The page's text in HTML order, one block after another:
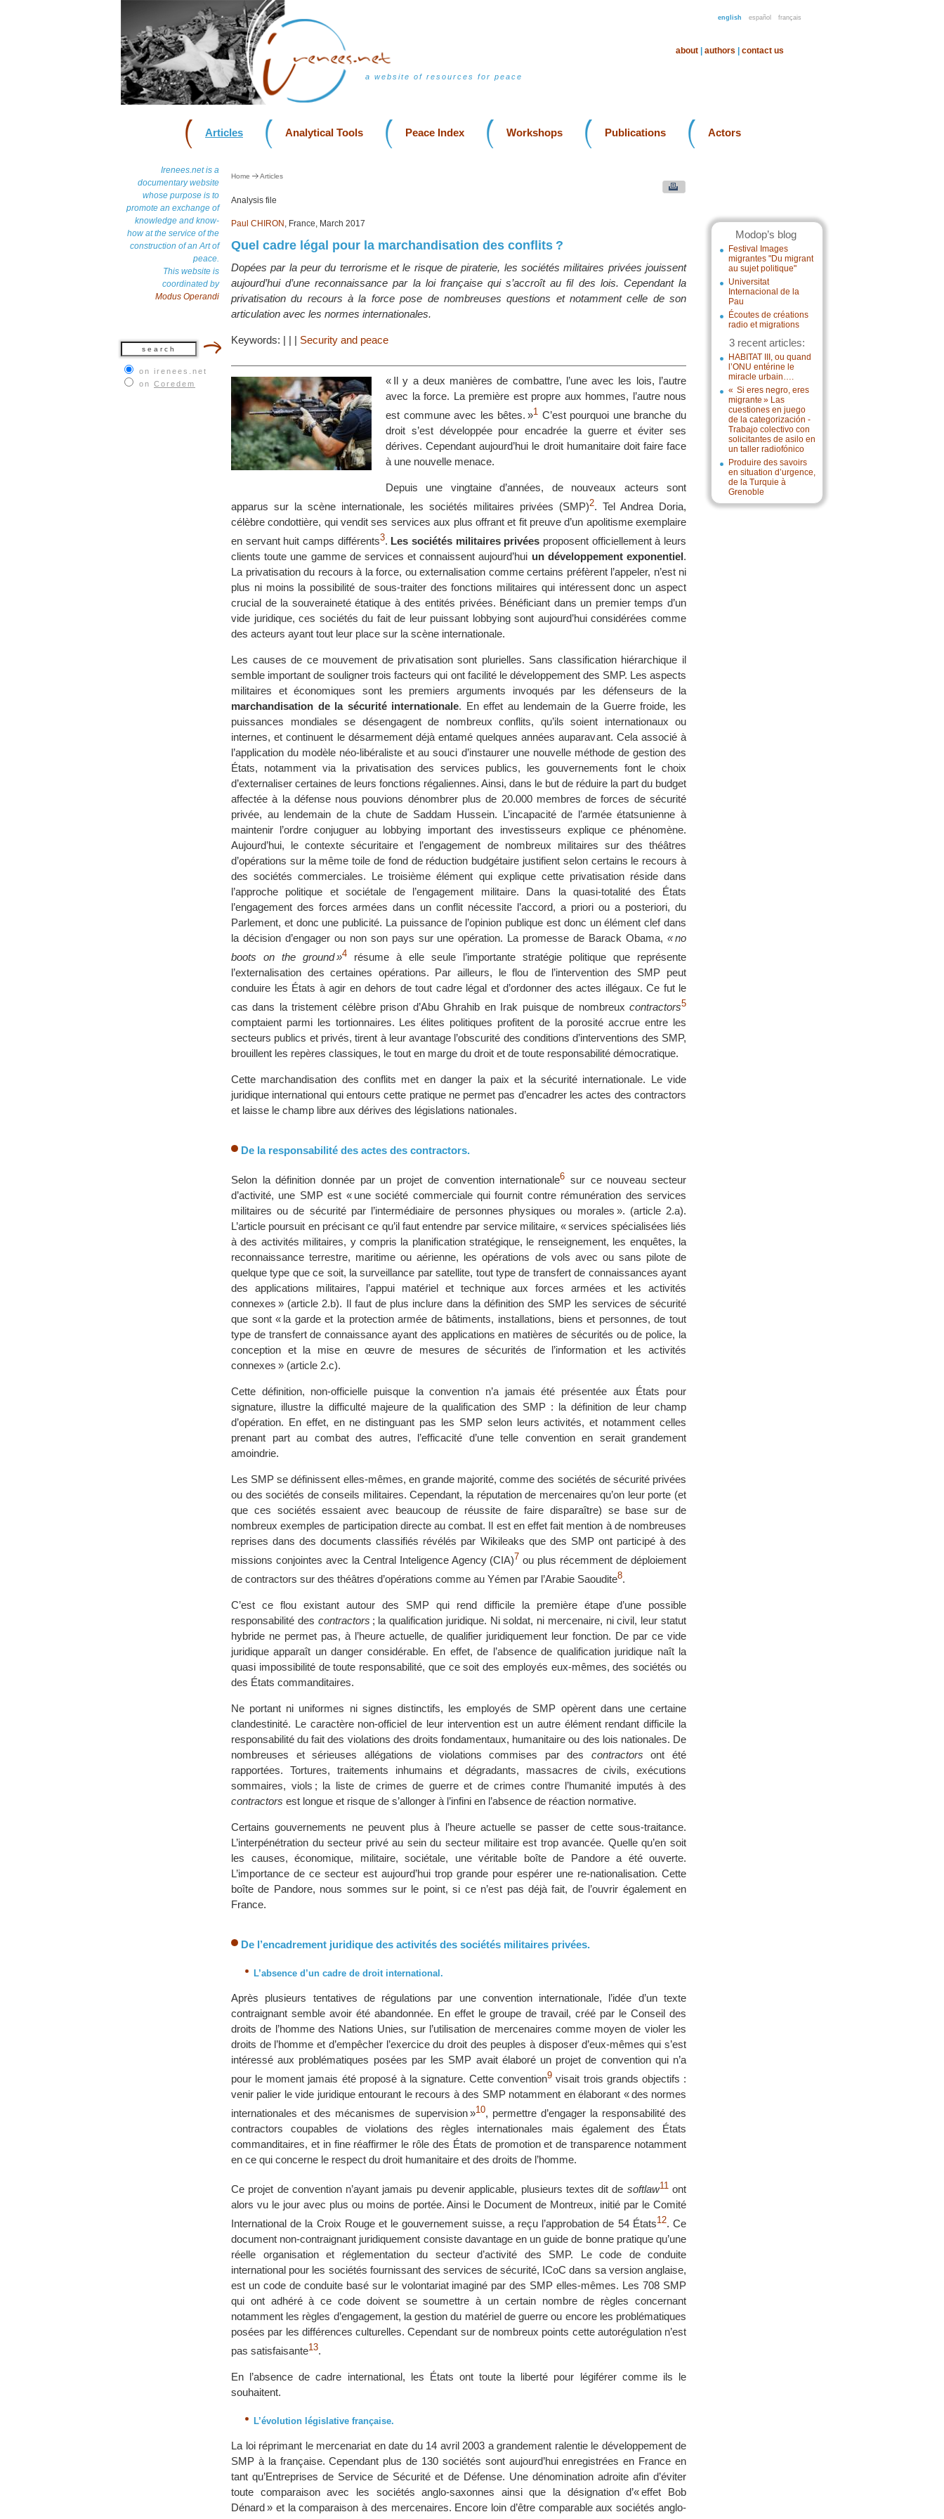
english español français
a website of resources for peace
about authors contact us
Articles Analytical Tools Peace Index Workshops Publications Actors
Irenees.net is a
documentary website
whose purpose is to
promote an exchange of
knowledge and know-
how at the service of the
construction of an Art of
peace.
This website is
coordinated by
Modus Operandi
on irenees.net
on Coredem
Modop’s blog
Festival Images
migrantes "Du migrant
au sujet politique"
Universitat
Internacional de la
Pau
Écoutes de créations
radio et migrations
3 recent articles:
HABITAT III, ou quand
l’ONU entérine le
miracle urbain….
« Si eres negro, eres
migrante » Las
cuestiones en juego
de la categorización -
Trabajo colectivo con
solicitantes de asilo en
un taller radiofónico
Produire des savoirs
en situation d’urgence,
de la Turquie à
Grenoble
Home Articles
Analysis file
Paul CHIRON , France, March 2017
Quel cadre légal pour la marchandisation des conflits ?
Dopées par la peur du terrorisme et le risque de piraterie, les sociétés militaires privées jouissent
aujourd’hui d’une reconnaissance par la loi française qui s’accroît au fil des lois. Cependant la
privatisation du recours à la force pose de nombreuses questions et notamment celle de son
articulation avec les normes internationales.
Keywords: | | | Security and peace
« Il y a deux manières de combattre, l’une avec les lois, l’autre
avec la force. La première est propre aux hommes, l’autre nous
est commune avec les bêtes. »1 C’est pourquoi une branche du
droit s’est développée pour encadrée la guerre et éviter ses
dérives. Cependant aujourd’hui le droit humanitaire doit faire face
à une nouvelle menace.
Depuis une vingtaine d’années, de nouveaux acteurs sont
apparus sur la scène internationale, les sociétés militaires privées (SMP)2. Tel Andrea Doria,
célèbre condottière, qui vendit ses services aux plus offrant et fit preuve d’un apolitisme exemplaire
en servant huit camps différents3. Les sociétés militaires privées proposent officiellement à leurs
clients toute une gamme de services et connaissent aujourd’hui un développement exponentiel.
La privatisation du recours à la force, ou externalisation comme certains préfèrent l’appeler, n’est ni
plus ni moins la possibilité de sous-traiter des fonctions militaires qui intéressent donc un aspect
crucial de la souveraineté étatique à des entités privées. Bénéficiant dans un premier temps d’un
vide juridique, ces sociétés du fait de leur puissant lobbying sont aujourd’hui considérées comme
des acteurs ayant tout leur place sur la scène internationale.
Les causes de ce mouvement de privatisation sont plurielles. Sans classification hiérarchique il
semble important de souligner trois facteurs qui ont facilité le développement des SMP. Les aspects
militaires et économiques sont les premiers arguments invoqués par les défenseurs de la
marchandisation de la sécurité internationale. En effet au lendemain de la Guerre froide, les
puissances mondiales se désengagent de nombreux conflits, qu’ils soient internationaux ou
internes, et continuent le désarmement déjà entamé quelques années auparavant. Cela associé à
l’application du modèle néo-libéraliste et au souci d’instaurer une nouvelle méthode de gestion des
États, notamment via la privatisation des services publics, les gouvernements font le choix
d’externaliser certaines de leurs fonctions régaliennes. Ainsi, dans le but de réduire la part du budget
affectée à la défense nous pouvions dénombrer plus de 20.000 membres de forces de sécurité
privée, au lendemain de la chute de Saddam Hussein. L’incapacité de l’armée étatsunienne à
maintenir l’ordre conjuguer au lobbying important des investisseurs explique ce phénomène.
Aujourd’hui, le contexte sécuritaire et l’engagement de nombreux militaires sur des théâtres
d’opérations sur la même toile de fond de réduction budgétaire justifient selon certains le recours à
des sociétés commerciales. Le troisième élément qui explique cette privatisation réside dans
l’approche politique et sociétale de l’engagement militaire. Dans la quasi-totalité des États
l’engagement des forces armées dans un conflit nécessite l’accord, a priori ou a posteriori, du
Parlement, et donc une publicité. La puissance de l’opinion publique est donc un élément clef dans
la décision d’engager ou non son pays sur une opération. La promesse de Barack Obama, « no
boots on the ground »4
résume à elle seule l’importante stratégie politique que représente
l’externalisation des certaines opérations. Par ailleurs, le flou de l’intervention des SMP peut
conduire les États à agir en dehors de tout cadre légal et d’ordonner des actes illégaux. Ce fut le
cas dans la tristement célèbre prison d’Abu Ghrahib en Irak puisque de nombreux contractors5
comptaient parmi les tortionnaires. Les élites politiques profitent de la porosité accrue entre les
secteurs publics et privés, tirent à leur avantage l’obscurité des conditions d’interventions des SMP,
brouillent les repères classiques, le tout en marge du droit et de toute responsabilité démocratique.
Cette marchandisation des conflits met en danger la paix et la sécurité internationale. Le vide
juridique international qui entours cette pratique ne permet pas d’encadrer les actes des contractors
et laisse le champ libre aux dérives des législations nationales.
De la responsabilité des actes des contractors.
Selon la définition donnée par un projet de convention internationale6 sur ce nouveau secteur
d’activité, une SMP est « une société commerciale qui fournit contre rémunération des services
militaires ou de sécurité par l’intermédiaire de personnes physiques ou morales ». (article 2.a).
L’article poursuit en précisant ce qu’il faut entendre par service militaire, « services spécialisées liés
à des activités militaires, y compris la planification stratégique, le renseignement, les enquêtes, la
reconnaissance terrestre, maritime ou aérienne, les opérations de vols avec ou sans pilote de
quelque type que ce soit, la surveillance par satellite, tout type de transfert de connaissances ayant
des applications militaires, l’appui matériel et technique aux forces armées et les activités
connexes » (article 2.b). Il faut de plus inclure dans la définition des SMP les services de sécurité
que sont « la garde et la protection armée de bâtiments, installations, biens et personnes, de tout
type de transfert de connaissance ayant des applications en matières de sécurités ou de police, la
conception et la mise en œuvre de mesures de sécurités de l’information et les activités
connexes » (article 2.c).
Cette définition, non-officielle puisque la convention n’a jamais été présentée aux États pour
signature, illustre la difficulté majeure de la qualification des SMP : la définition de leur champ
d’opération. En effet, en ne distinguant pas les SMP selon leurs activités, et notamment celles
prenant part au combat des autres, l’efficacité d’une telle convention en serait grandement
amoindrie.
Les SMP se définissent elles-mêmes, en grande majorité, comme des sociétés de sécurité privées
ou des sociétés de conseils militaires. Cependant, la réputation de mercenaires qu’on leur porte (et
que ces sociétés essaient avec beaucoup de réussite de faire disparaître) se base sur de
nombreux exemples de participation directe au combat. Il est en effet fait mention à de nombreuses
reprises dans des documents classifiés révélés par Wikileaks que des SMP ont participé à des
missions conjointes avec la Central Inteligence Agency (CIA) 7 ou plus récemment de déploiement
de contractors sur des théâtres d’opérations comme au Yémen par l’Arabie Saoudite8.
C’est ce flou existant autour des SMP qui rend difficile la première étape d’une possible
responsabilité des contractors ; la qualification juridique. Ni soldat, ni mercenaire, ni civil, leur statut
hybride ne permet pas, à l’heure actuelle, de qualifier juridiquement leur fonction. De par ce vide
juridique apparaît un danger considérable. En effet, de l’absence de qualification juridique naît la
quasi impossibilité de toute responsabilité, que ce soit des employés eux-mêmes, des sociétés ou
des États commanditaires.
Ne portant ni uniformes ni signes distinctifs, les employés de SMP opèrent dans une certaine
clandestinité. Le caractère non-officiel de leur intervention est un autre élément rendant difficile la
responsabilité du fait des violations des droits fondamentaux, humanitaire ou des lois nationales. De
nombreuses et sérieuses allégations de violations commises par des contractors ont été
rapportées. Tortures, traitements inhumains et dégradants, massacres de civils, exécutions
sommaires, viols ; la liste de crimes de guerre et de crimes contre l’humanité imputés à des
contractors est longue et risque de s’allonger à l’infini en l’absence de réaction normative.
Certains gouvernements ne peuvent plus à l’heure actuelle se passer de cette sous-traitance.
L’interpénétration du secteur privé au sein du secteur militaire est trop avancée. Quelle qu’en soit
les causes, économique, militaire, sociétale, une véritable boîte de Pandore a été ouverte.
L’importance de ce secteur est aujourd’hui trop grande pour espérer une re-nationalisation. Cette
boîte de Pandore, nous sommes sur le point, si ce n’est pas déjà fait, de l’ouvrir également en
France.
De l’encadrement juridique des activités des sociétés militaires privées.
L’absence d’un cadre de droit international.
Après plusieurs tentatives de régulations par une convention internationale, l’idée d’un texte
contraignant semble avoir été abandonnée. En effet le groupe de travail, créé par le Conseil des
droits de l’homme des Nations Unies, sur l’utilisation de mercenaires comme moyen de violer les
droits de l’homme et d’empêcher l’exercice du droit des peuples à disposer d’eux-mêmes qui s’est
intéressé aux problématiques posées par les SMP avait élaboré un projet de convention qui n’a
pour le moment jamais été proposé à la signature. Cette convention9 visait trois grands objectifs :
venir palier le vide juridique entourant le recours à des SMP notamment en élaborant « des normes
internationales et des mécanismes de supervision »10, permettre d’engager la responsabilité des
contractors coupables de violations des règles internationales mais également des États
commanditaires, et in fine réaffirmer le rôle des États de promotion et de transparence notamment
en ce qui concerne le respect du droit humanitaire et des droits de l’homme.
Ce projet de convention n’ayant jamais pu devenir applicable, plusieurs textes dit de softlaw11ont
alors vu le jour avec plus ou moins de portée. Ainsi le Document de Montreux, initié par le Comité
International de la Croix Rouge et le gouvernement suisse, a reçu l’approbation de 54 États12. Ce
document non-contraignant juridiquement consiste davantage en un guide de bonne pratique qu’une
réelle organisation et réglementation du secteur d’activité des SMP. Le code de conduite
international pour les sociétés fournissant des services de sécurité, ICoC dans sa version anglaise,
est un code de conduite basé sur le volontariat imaginé par des SMP elles-mêmes. Les 708 SMP
qui ont adhéré à ce code doivent se soumettre à un certain nombre de règles concernant
notamment les règles d’engagement, la gestion du matériel de guerre ou encore les problématiques
posées par les différences culturelles. Cependant sur de nombreux points cette autorégulation n’est
pas satisfaisante13.
En l’absence de cadre international, les États ont toute la liberté pour légiférer comme ils le
souhaitent.
L’évolution législative française.
La loi réprimant le mercenariat en date du 14 avril 2003 a grandement ralentie le développement de
SMP à la française. Cependant plus de 130 sociétés sont aujourd’hui enregistrées en France en
tant qu’Entreprises de Service de Sécurité et de Défense. Une dénomination adroite afin d’éviter
toute comparaison avec les sociétés anglo-saxonnes ainsi que la désignation d’« effet Bob
Dénard » et la comparaison à des mercenaires. Encore loin d’être comparable aux sociétés anglo-